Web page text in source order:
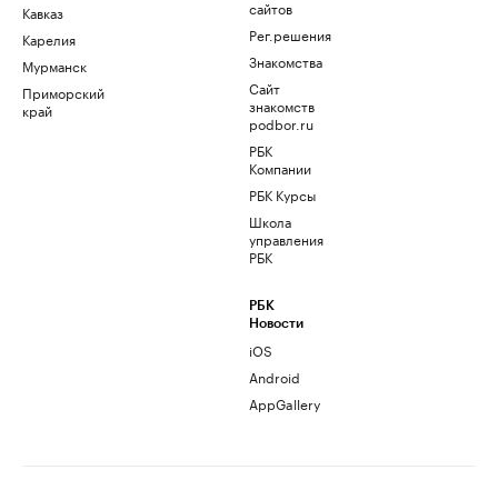
Кавказ
Карелия
Мурманск
Приморский
край
сайтов
Рег.решения
Знакомства
Сайт
знакомств
podbor.ru
РБК
Компании
РБК Курсы
Школа
управления
РБК
РБК
Новости
iOS
Android
AppGallery